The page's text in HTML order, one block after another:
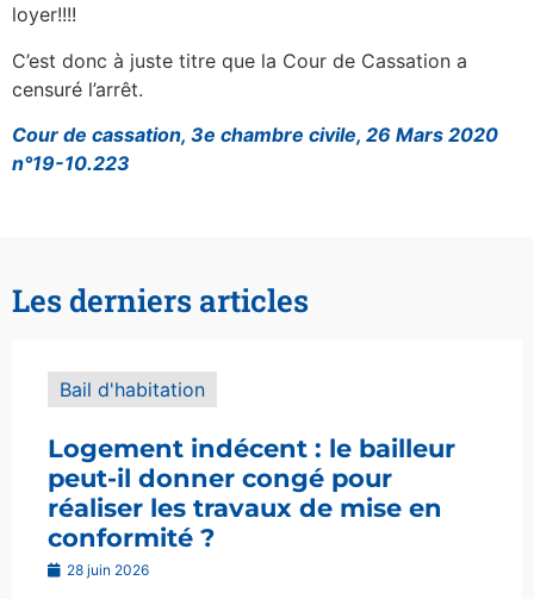
loyer!!!!
C’est donc à juste titre que la Cour de Cassation a
censuré l’arrêt.
Cour de cassation, 3e chambre civile, 26 Mars 2020
n°19-10.223
Les derniers articles
Bail d'habitation
Logement indécent : le bailleur
peut-il donner congé pour
réaliser les travaux de mise en
conformité ?
28 juin 2026